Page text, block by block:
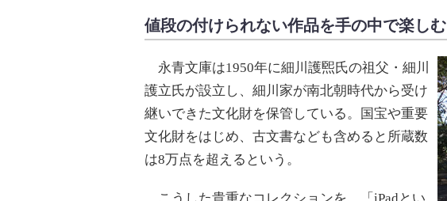
値段の付けられない作品を手の中で楽しむ
永青文庫は1950年に細川護煕氏の祖父・細川
護立氏が設立し、細川家が南北朝時代から受け
継いできた文化財を保管している。国宝や重要
文化財をはじめ、古文書なども含めると所蔵数
は8万点を超えるという。